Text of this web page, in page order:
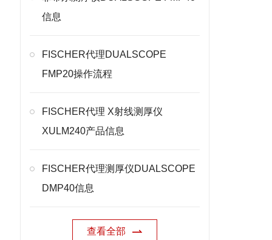
信息
FISCHER代理DUALSCOPE
FMP20操作流程
FISCHER代理 X射线测厚仪
XULM240产品信息
FISCHER代理测厚仪DUALSCOPE
DMP40信息
查看全部